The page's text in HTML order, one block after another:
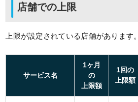
店舗での上限
上限が設定されている店舗があります。
サービス名
1ヶ月
の
上限額
1回の
上限額